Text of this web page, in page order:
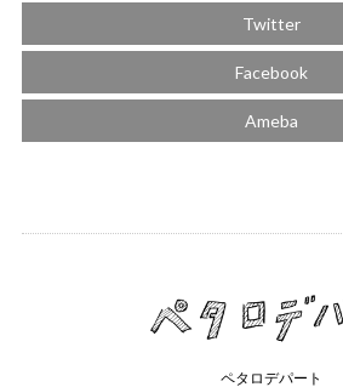
Twitter
Facebook
Ameba
ペタロデパート